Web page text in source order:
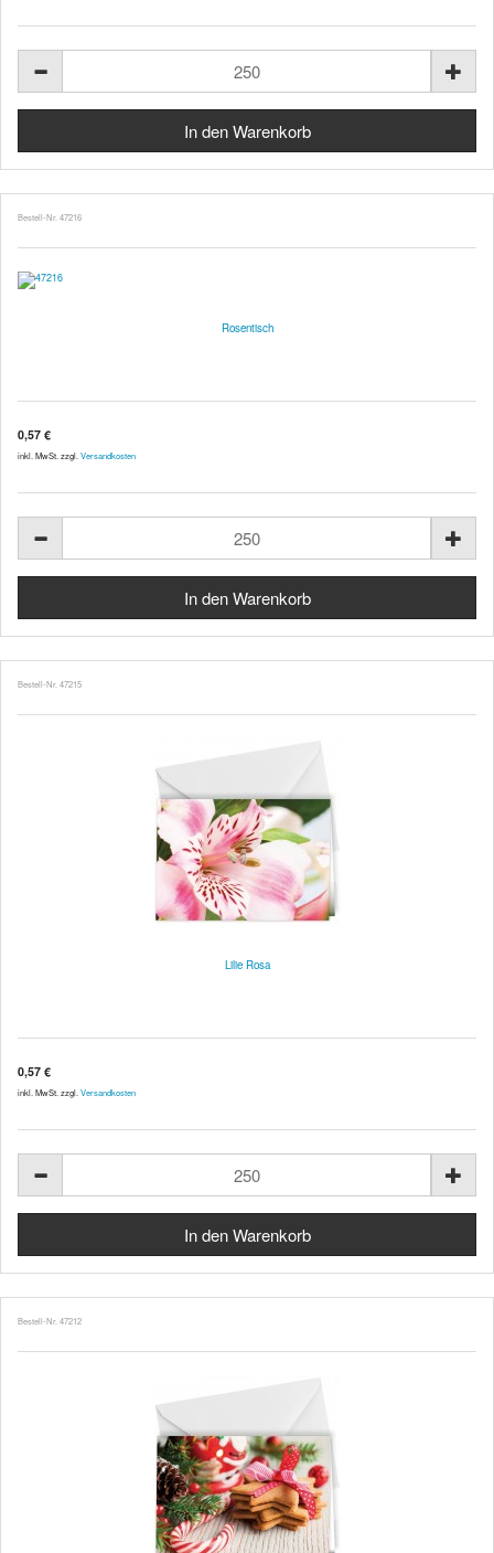
Bestell-Nr. 47216
Rosentisch
0,57 €
inkl. MwSt. zzgl. Versandkosten
Bestell-Nr. 47215
Lilie Rosa
0,57 €
inkl. MwSt. zzgl. Versandkosten
Bestell-Nr. 47212